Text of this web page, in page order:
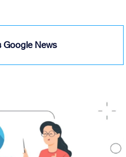
Google News